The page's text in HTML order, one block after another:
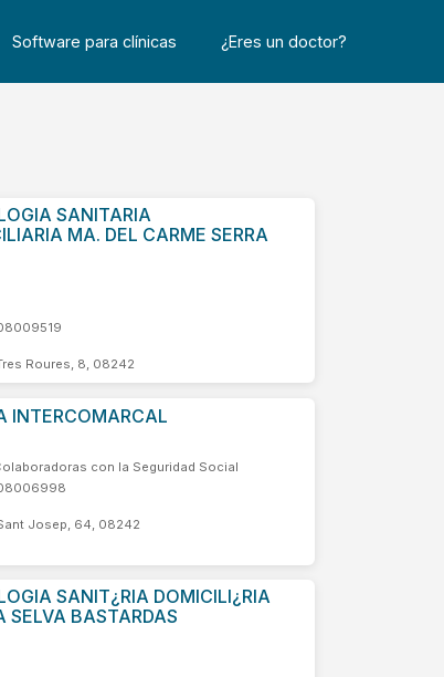
Software para clínicas ¿Eres un doctor?
SANITARIA
MA. DEL CARME SERRA
Roures, 8, 08242
INTERCOMARCAL
con la Seguridad Social
Josep, 64, 08242
SANIT¿RIA DOMICILI¿RIA
SELVA BASTARDAS